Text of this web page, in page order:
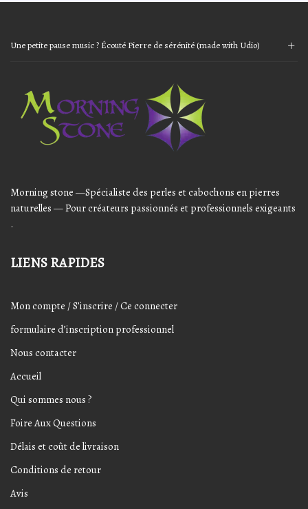
Une petite pause music ? Écouté Pierre de sérénité (made with Udio)
Morning stone —Spécialiste des perles et cabochons en pierres
naturelles — Pour créateurs passionnés et professionnels exigeants
.
LIENS RAPIDES
Mon compte / S’inscrire / Ce connecter
formulaire d’inscription professionnel
Nous contacter
Accueil
Qui sommes nous ?
Foire Aux Questions
Délais et coût de livraison
Conditions de retour
Avis